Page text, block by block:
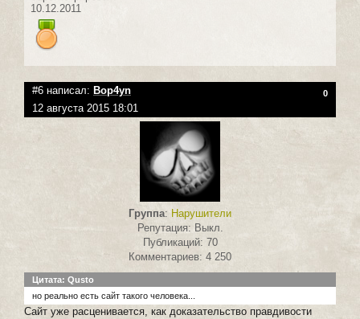
10.12.2011
#6 написал: Bop4yn 0
12 августа 2015 18:01
Группа: Нарушители
Репутация: Выкл.
Публикаций: 70
Комментариев: 4 250
Цитата: Qusto
но реально есть сайт такого человека...
Сайт уже расценивается, как доказательство правдивости